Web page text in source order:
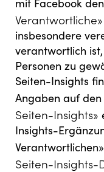
mit Facebook
Verantwortliche»
insbesondere
verantwortlich
Personen zu
Seiten-Insights
Angaben auf den
Seiten-Insights»
Insights-
Seiten-Insights-